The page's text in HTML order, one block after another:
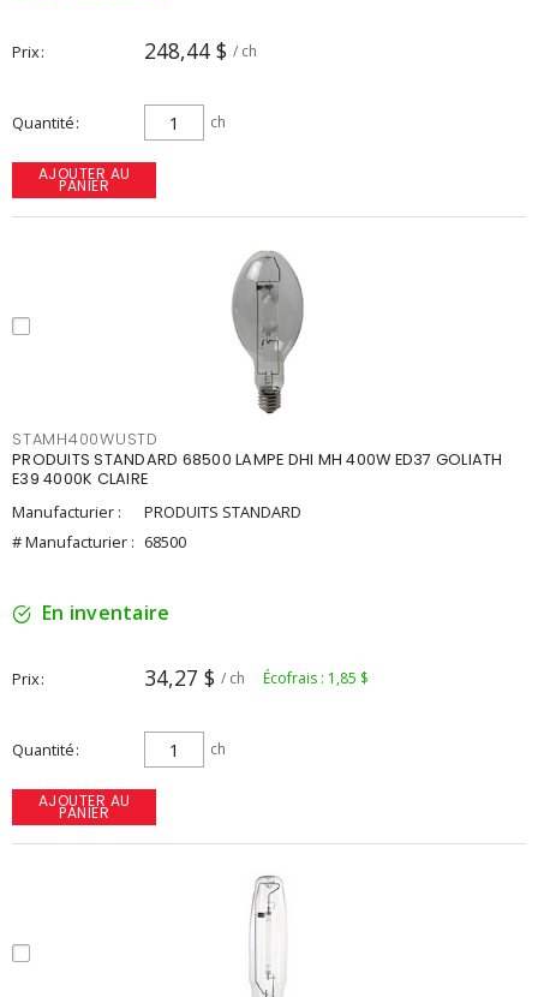
Prix 248,44 $ / ch
Quantité ch
AJOUTER AU
PANIER
STAMH400WUSTD
PRODUITS STANDARD 68500 LAMPE DHI MH 400W ED37 GOLIATH
E39 4000K CLAIRE
Manufacturier :
PRODUITS STANDARD
# Manufacturier : 68500
En inventaire
Prix 34,27 $ / ch Écofrais : 1,85 $
Quantité ch
AJOUTER AU
PANIER